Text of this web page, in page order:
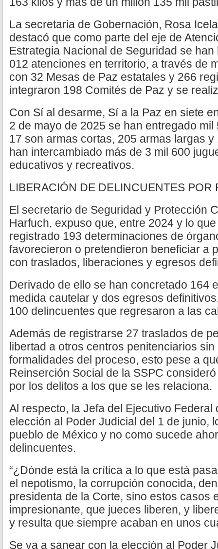
La secretaria de Gobernación, Rosa
destacó que como parte del eje de
Estrategia Nacional de Seguridad se
012 atenciones en territorio, a través de
con 32 Mesas de Paz estatales y 266
integraron 198 Comités de Paz y se
Con Sí al desarme, Sí a la Paz en siete
2 de mayo de 2025 se han entregado
17 son armas cortas, 205 armas largas
han intercambiado más de 3 mil 600
educativos y recreativos.
LIBERACIÓN DE DELINCUENTES POR
El secretario de Seguridad y Protección
Harfuch, expuso que, entre 2024 y lo
registrado 193 determinaciones de
favorecieron o pretendieron beneficiar a
con traslados, liberaciones y egresos
Derivado de ello se han concretado 164
medida cautelar y dos egresos
100 delincuentes que regresaron a las
Además de registrarse 27 traslados de
libertad a otros centros penitenciarios
formalidades del proceso, esto pese a
Reinserción Social de la SSPC
por los delitos a los que se les relaciona.
Al respecto, la Jefa del Ejecutivo Federal
elección al Poder Judicial del 1 de junio,
pueblo de México y no como sucede
delincuentes.
“¿Dónde está la crítica a lo que está
el nepotismo, la corrupción conocida,
presidenta de la Corte, sino estos casos
impresionante, que jueces liberen, y
y resulta que siempre acaban en unos
Se va a sanear con la elección al Poder